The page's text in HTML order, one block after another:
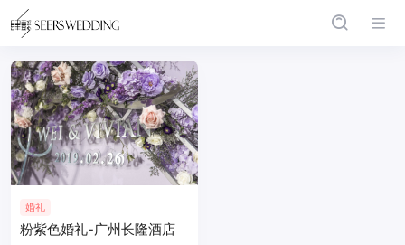
婚礼
粉紫色婚礼-广州长隆酒店